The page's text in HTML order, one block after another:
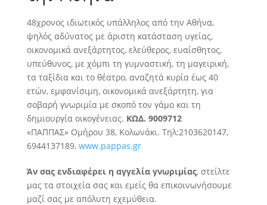
48χρονος ιδιωτικός υπάλληλος από την Αθήνα,
ψηλός αδύνατος με άριστη κατάσταση υγείας,
οικονομικά ανεξάρτητος, ελεύθερος, ευαίσθητος,
υπεύθυνος, με χόμπι τη γυμναστική, τη μαγειρική,
τα ταξίδια και το θέατρο, αναζητάκυρία έως 40
ετών, εμφανίσιμη, οικονομικά ανεξάρτητη, για
σοβαρή γνωριμία με σκοπό τον γάμο και τη
δημιουργία οικογένειας. ΚΩΔ. 9009712
«ΠΑΠΠΑΣ» Ομήρου 38, Κολωνάκι. Τηλ:2103620147,
6944137189, www.pappas.gr
Άν σας ενδιαφέρει η αγγελία γνωριμίας, στείλτε
μας τα στοιχεία σας και εμείς θα επικοινωνήσουμε
μαζί σας με απόλυτη εχεμύθεια.